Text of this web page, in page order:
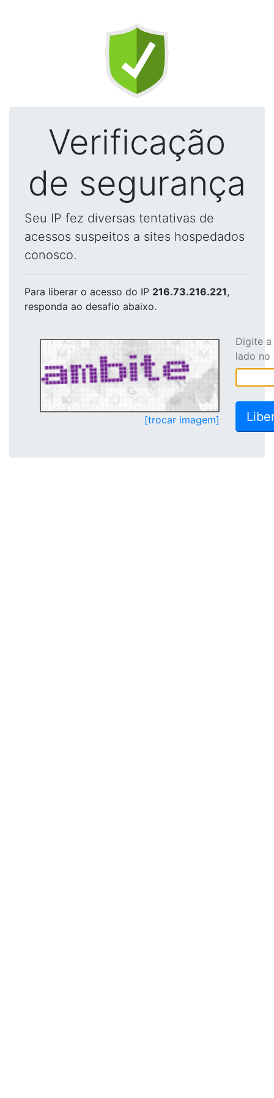
Verificação
de segurança
Seu IP fez diversas tentativas de
acessos suspeitos a sites hospedados
conosco.
Para liberar o acesso do IP 216.73.216.221,
responda ao desafio abaixo.
[trocar imagem]
Digite
lado no